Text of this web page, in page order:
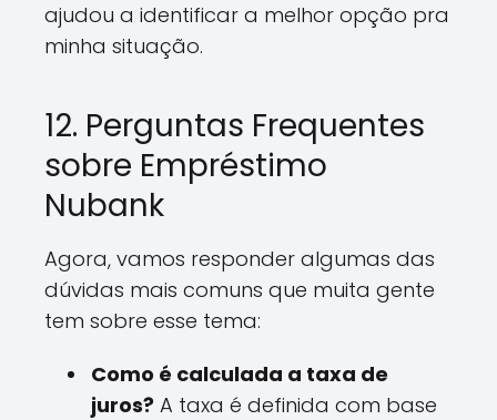
ajudou a identificar a melhor opção pra
minha situação.
12. Perguntas Frequentes
sobre Empréstimo
Nubank
Agora, vamos responder algumas das
dúvidas mais comuns que muita gente
tem sobre esse tema:
Como é calculada a taxa de
juros? A taxa é definida com base